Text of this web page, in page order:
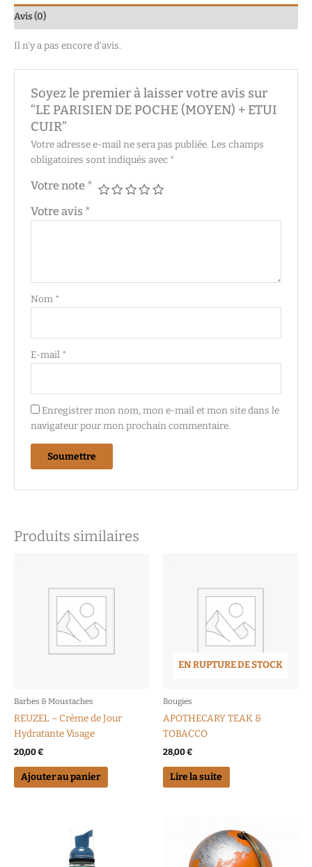
Avis (0)
Il n’y a pas encore d’avis.
Soyez le premier à laisser votre avis sur
“LE PARISIEN DE POCHE (MOYEN) + ETUI
CUIR”
Votre adresse e-mail ne sera pas publiée. Les champs
obligatoires sont indiqués avec *
Votre note *
Votre avis *
Nom *
E-mail *
Enregistrer mon nom, mon e-mail et mon site dans le
navigateur pour mon prochain commentaire.
Produits similaires
Barbes & Moustaches
REUZEL – Crème de Jour
Hydratante Visage
20,00€
Ajouter au panier
EN RUPTURE DE STOCK
Bougies
APOTHECARY TEAK &
TOBACCO
28,00€
Lire la suite